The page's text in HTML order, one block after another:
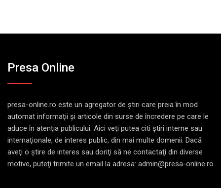
Presa Online
presa-online.ro este un agregator de ştiri care preia în mod
automat informaţii şi articole din surse de încredere pe care le
aduce în atenţia publicului. Aici veţi putea citi ştiri interne sau
internaţionale, de interes public, din mai multe domenii. Dacă
aveţi o ştire de interes sau doriţi să ne contactaţi din diverse
motive, puteţi trimite un email la adresa: admin@presa-online.ro